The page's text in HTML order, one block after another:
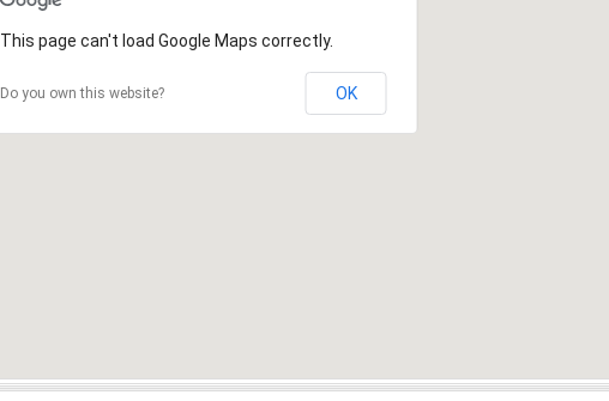
This page can't load Google Maps correctly.
Do you own this website? OK